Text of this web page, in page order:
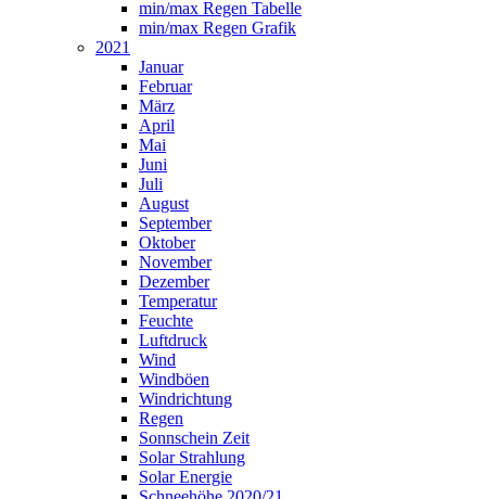
min/max Regen Tabelle
min/max Regen Grafik
2021
Januar
Februar
März
April
Mai
Juni
Juli
August
September
Oktober
November
Dezember
Temperatur
Feuchte
Luftdruck
Wind
Windböen
Windrichtung
Regen
Sonnschein Zeit
Solar Strahlung
Solar Energie